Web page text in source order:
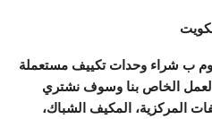
ب شراء وحدات تكييف مستعملة
الخاص بنا وسوف نشتري
المركزية، المكيف الشباك،